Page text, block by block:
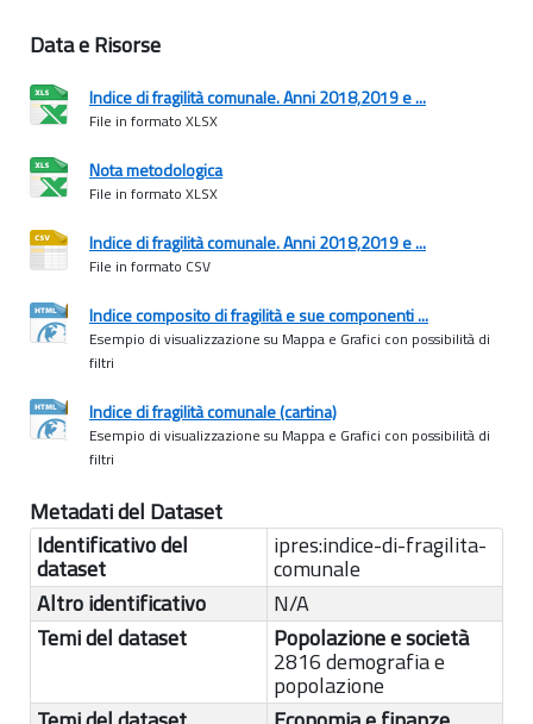
Data e Risorse
Indice di fragilità comunale. Anni 2018,2019 e ...
File in formato XLSX
Nota metodologica
File in formato XLSX
Indice di fragilità comunale. Anni 2018,2019 e ...
File in formato CSV
Indice composito di fragilità e sue componenti ...
Esempio di visualizzazione su Mappa e Grafici con possibilità di
filtri
Indice di fragilità comunale (cartina)
Esempio di visualizzazione su Mappa e Grafici con possibilità di
filtri
Metadati del Dataset
Identificativo del
dataset
ipres:indice-di-fragilita-
comunale
Altro identificativo
N/A
Temi del dataset
Popolazione e società
2816 demografia e
popolazione